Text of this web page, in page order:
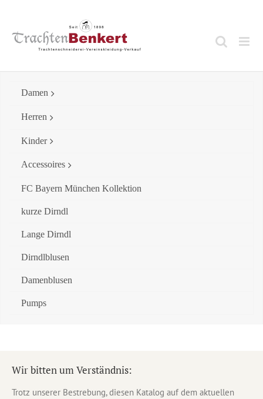
content
Damen
Herren
Kinder
Accessoires
FC Bayern München Kollektion
kurze Dirndl
Lange Dirndl
Dirndlblusen
Damenblusen
Pumps
Wir bitten um Verständnis:
Trotz unserer Bestrebung, diesen Katalog auf dem aktuellen